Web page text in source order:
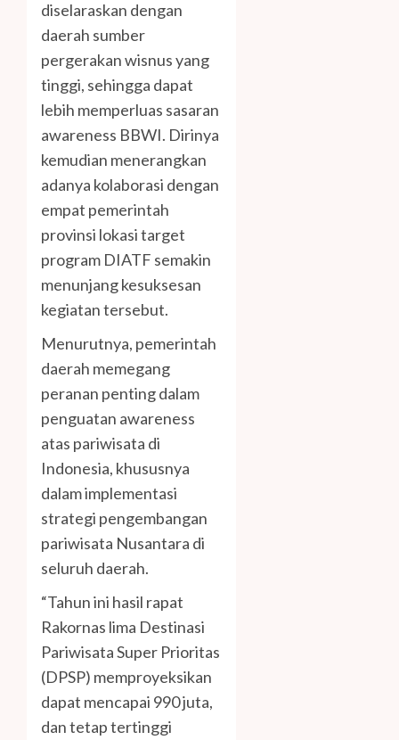
diselaraskan dengan
daerah sumber
pergerakan wisnus yang
tinggi, sehingga dapat
lebih memperluas sasaran
awareness BBWI. Dirinya
kemudian menerangkan
adanya kolaborasi dengan
empat pemerintah
provinsi lokasi target
program DIATF semakin
menunjang kesuksesan
kegiatan tersebut.
Menurutnya, pemerintah
daerah memegang
peranan penting dalam
penguatan awareness
atas pariwisata di
Indonesia, khususnya
dalam implementasi
strategi pengembangan
pariwisata Nusantara di
seluruh daerah.
“Tahun ini hasil rapat
Rakornas lima Destinasi
Pariwisata Super Prioritas
(DPSP) memproyeksikan
dapat mencapai 990 juta,
dan tetap tertinggi